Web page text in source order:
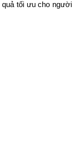
quả tối ưu cho người